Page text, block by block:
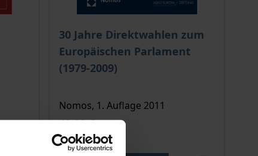
der Produktdetailseite
sich nach der gewählten Produktoption auf der
30 Jahre Direktwahlen zum
Europäischen Parlament
(1979-2009)
Der Preis dieses Titels richtet sich nach
Nomos, 1. Auflage 2011
49,00 €
inkl. MwSt.